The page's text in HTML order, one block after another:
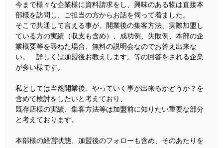
今まで様々な企業様に資料請求をし、興味のある物は直接本
部様を訪問し、ご担当の方からお話を伺って着ました。
そこで共通して言える事が、開業後の集客方法、実際加盟し
ている方の実績（収支も含め）、成功例、失敗例、本部の企
業概要等を尋ねた場合、無料の説明会なのでお答え出来な
い。 詳しくは加盟後お教えします。等の回答をされる企業
が多い様です。
私としては当然開業後、やっていく事が出来るかどうか？を
含めて検討をしたいと考えており、
既存店様の実績、集客方法等は加盟前に知りたい重要な部分
と考えております。
本部様の経営状態、加盟後のフォローも含め、そのあたりを